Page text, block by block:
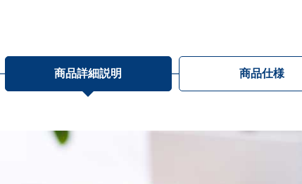
商品詳細説明 商品仕様